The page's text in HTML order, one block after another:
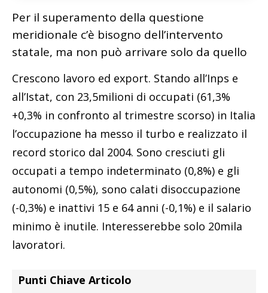
Per il superamento della questione
meridionale c’è bisogno dell’intervento
statale, ma non può arrivare solo da quello
Crescono lavoro ed export. Stando all’Inps e
all’Istat, con 23,5milioni di occupati (61,3%
+0,3% in confronto al trimestre scorso) in Italia
l’occupazione ha messo il turbo e realizzato il
record storico dal 2004. Sono cresciuti gli
occupati a tempo indeterminato (0,8%) e gli
autonomi (0,5%), sono calati disoccupazione
(-0,3%) e inattivi 15 e 64 anni (-0,1%) e il salario
minimo è inutile. Interesserebbe solo 20mila
lavoratori.
Punti Chiave Articolo